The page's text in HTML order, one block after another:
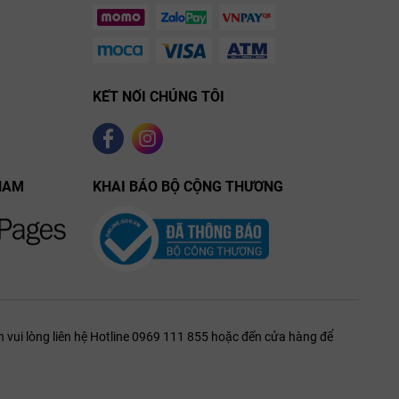
Tauzinat L’Hermitage
Grand
Château de Ferrand 2018
KẾT NỐI CHÚNG TÔI
KHAI BÁO BỘ CỘNG THƯƠNG
lòng liên hệ Hotline 0969 111 855 hoặc đến cửa hàng để